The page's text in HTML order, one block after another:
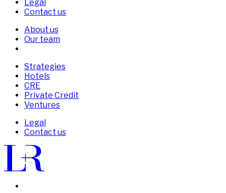
Legal
Contact us
About us
Our team
Strategies
Hotels
CRE
Private Credit
Ventures
Legal
Contact us